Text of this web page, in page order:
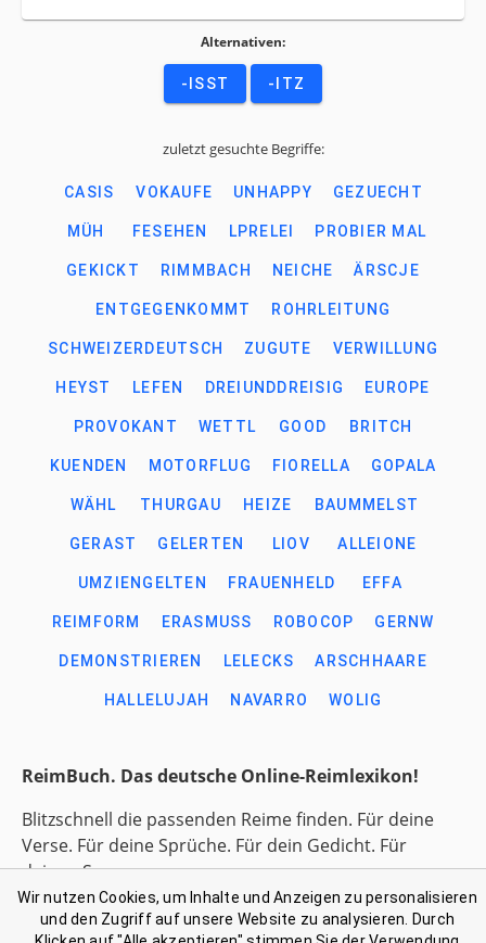
Alternativen:
-ISST -ITZ
zuletzt gesuchte Begriffe:
CASIS VOKAUFE UNHAPPY GEZUECHT
MÜH FESEHEN LPRELEI PROBIER MAL
GEKICKT RIMMBACH NEICHE ÄRSCJE
ENTGEGENKOMMT ROHRLEITUNG
SCHWEIZERDEUTSCH ZUGUTE VERWILLUNG
HEYST LEFEN DREIUNDDREISIG EUROPE
PROVOKANT WETTL GOOD BRITCH
KUENDEN MOTORFLUG FIORELLA GOPALA
WÄHL THURGAU HEIZE BAUMMELST
GERAST GELERTEN LIOV ALLEIONE
UMZIENGELTEN FRAUENHELD EFFA
REIMFORM ERASMUSS ROBOCOP GERNW
DEMONSTRIEREN LELECKS ARSCHHAARE
HALLELUJAH NAVARRO WOLIG
ReimBuch. Das deutsche Online-Reimlexikon!
Blitzschnell die passenden Reime finden. Für deine
Verse. Für deine Sprüche. Für dein Gedicht. Für
deinen Song.
Link-Liste gesammelter Begriffe
Wir nutzen Cookies, um Inhalte und Anzeigen zu personalisieren
und den Zugriff auf unsere Website zu analysieren. Durch